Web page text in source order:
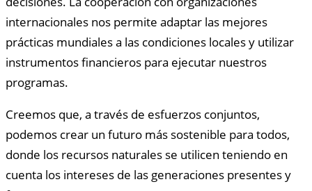
internacionales nos permite adaptar las mejores
prácticas mundiales a las condiciones locales y utilizar
instrumentos financieros para ejecutar nuestros
programas.
Creemos que, a través de esfuerzos conjuntos,
podemos crear un futuro más sostenible para todos,
donde los recursos naturales se utilicen teniendo en
cuenta los intereses de las generaciones presentes y